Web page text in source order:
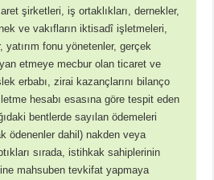
şirketleri, iş ortaklıkları, dernekler,
ve vakıfların iktisadî işletmeleri,
yatırım fonu yönetenler, gerçek
etmeye mecbur olan ticaret ve
erbabı, zirai kazançlarını bilanço
hesabı esasına göre tespit eden
bentlerde sayılan ödemeleri
ödenenler dahil) nakden veya
sırada, istihkak sahiplerinin
mahsuben tevkifat yapmaya